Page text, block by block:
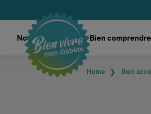
Notre boutique Bien comprendre
Fil
Home Bien